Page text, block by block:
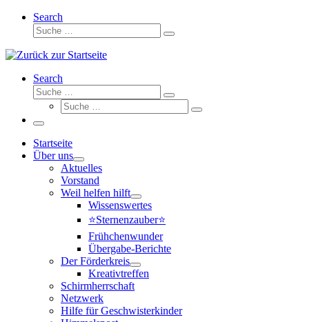
Search
Suche
Suche
Search
Suche
Suche
Suche
Suche
Menü
Startseite
Über uns
Aktuelles
Vorstand
Weil helfen hilft
Wissenswertes
⭐Sternenzauber⭐
Frühchenwunder
Übergabe-Berichte
Der Förderkreis
Kreativtreffen
Schirmherrschaft
Netzwerk
Hilfe für Geschwisterkinder